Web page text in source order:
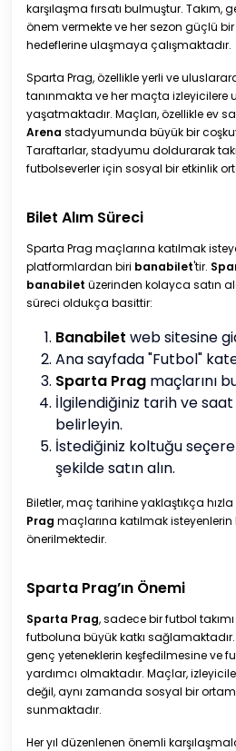
karşılaşma fırsatı bulmuştur. Takım,
önem vermekte ve her sezon güçlü
hedeflerine ulaşmaya çalışmaktadır.
Sparta Prag, özellikle yerli ve
tanınmakta ve her maçta izleyicilere
yaşatmaktadır. Maçları, özellikle ev
Arena stadyumunda büyük bir
Taraftarlar, stadyumu doldurarak
futbolseverler için sosyal bir etkinlik
Bilet Alım Süreci
Sparta Prag maçlarına katılmak
platformlardan biri banabilet'tir.
banabilet üzerinden kolayca satın
süreci oldukça basittir:
Banabilet web sitesine
Ana sayfada "Futbol"
Sparta Prag maçlarını
İlgilendiğiniz tarih ve
belirleyin.
İstediğiniz koltuğu
şekilde satın alın.
Biletler, maç tarihine yaklaştıkça
Prag maçlarına katılmak isteyenlerin
önerilmektedir.
Sparta Prag’ın Önemi
Sparta Prag, sadece bir futbol
futboluna büyük katkı
genç yeteneklerin keşfedilmesine ve
yardımcı olmaktadır. Maçlar,
değil, aynı zamanda sosyal bir
sunmaktadır.
Her yıl düzenlenen önemli